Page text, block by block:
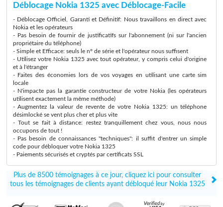
Déblocage Nokia 1325 avec Déblocage-Facile
- Déblocage Officiel, Garanti et Définitif: Nous travaillons en direct avec
Nokia et les opérateurs
- Pas besoin de fournir de justificatifs sur l'abonnement (ni sur l'ancien
propriétaire du téléphone)
- Simple et Efficace: seuls le n° de série et l'opérateur nous suffisent
- Utilisez votre Nokia 1325 avec tout opérateur, y compris celui d'origine
et à l'étranger
- Faites des économies lors de vos voyages en utilisant une carte sim
locale
- N'impacte pas la garantie constructeur de votre Nokia (les opérateurs
utilisent exactement la même méthode)
- Augmentez la valeur de revente de votre Nokia 1325: un téléphone
désimlocké se vent plus cher et plus vite
- Tout se fait à distance: restez tranquillement chez vous, nous nous
occupons de tout !
- Pas besoin de connaissances "techniques": il suffit d'entrer un simple
code pour débloquer votre Nokia 1325
- Paiements sécurisés et cryptés par certificats SSL
Plus de 8500 témoignages à ce jour, cliquez ici pour consulter
tous les témoignages de clients ayant débloqué leur Nokia 1325